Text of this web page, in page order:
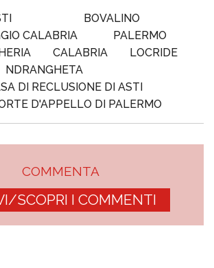
BOVALINO
CALABRIA
PALERMO
CALABRIA
LOCRIDE
NDRANGHETA
DI RECLUSIONE DI ASTI
D'APPELLO DI PALERMO
COMMENTA
SCOPRI I COMMENTI